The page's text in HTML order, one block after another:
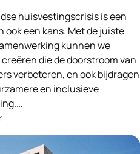
huisvestingscrisis is een
ook een kans. Met de juiste
kunnen we
die de doorstroom van
verbeteren, en ook bijdragen
en inclusieve
:
Nieuwe
kansen